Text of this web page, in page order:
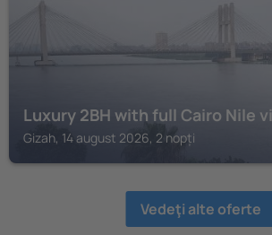
Luxury 2BH with full Cairo Nile
Gizah, 14 august 2026, 2 nopți
Vedeţi alte oferte